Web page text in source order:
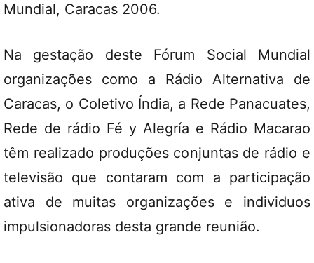
Mundial, Caracas 2006.
Na gestação deste Fórum Social Mundial
organizações como a Rádio Alternativa de
Caracas, o Coletivo Índia, a Rede Panacuates,
Rede de rádio Fé y Alegría e Rádio Macarao
têm realizado produções conjuntas de rádio e
televisão que contaram com a participação
ativa de muitas organizações e individuos
impulsionadoras desta grande reunião.